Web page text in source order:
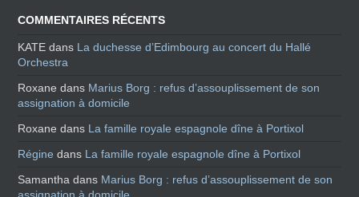
COMMENTAIRES RÉCENTS
KATE dans La duchesse d’Edimbourg au concert du Hallé
Orchestra
Roxane dans Marius Borg : refus d’assouplissement de son
assignation à domicile
Roxane dans La famille royale espagnole dîne à Portixol
Régine dans La famille royale espagnole dîne à Portixol
Samantha dans Marius Borg : refus d’assouplissement de son
assignation à domicile